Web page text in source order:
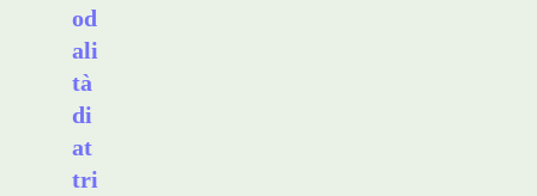
od
ali
tà
di
at
tri